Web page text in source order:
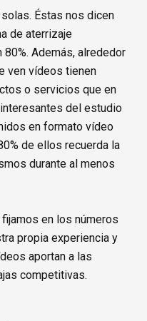
Éstas nos dicen
de aterrizaje
Además, alrededor
ven vídeos tienen
o servicios que en
del estudio
en formato vídeo
de ellos recuerda la
durante al menos
en los números
propia experiencia y
aportan a las
competitivas.